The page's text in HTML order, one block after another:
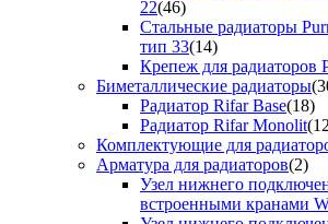
22(46)
Стальные радиаторы
тип 33(14)
Крепеж для радиаторов
Биметаллические радиаторы
Радиатор Rifar Base(18)
Радиатор Rifar Monolit
Комплектующие для
Арматура для радиаторов(2)
Узел нижнего
встроенными кранами